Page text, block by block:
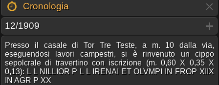
Cronologia
12/1909
Presso il casale di Tor Tre Teste, a m. 10 dalla via,
eseguendosi lavori campestri, si è rinvenuto un cippo
sepolcrale di travertino con iscrizione (m. 0,60 X 0,35 X
0,13): L L NILLIOR P L L IRENAI ET OLVMPI IN FROP XIIX
IN AGR P XX